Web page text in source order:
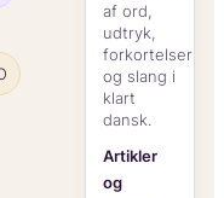
af ord,
udtryk,
forkortelser
og slang i
klart
dansk.
Artikler
og